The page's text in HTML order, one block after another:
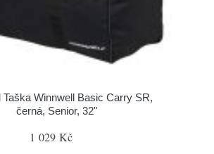
Taška Winnwell Basic Carry SR,
černá, Senior, 32"
1 029 Kč